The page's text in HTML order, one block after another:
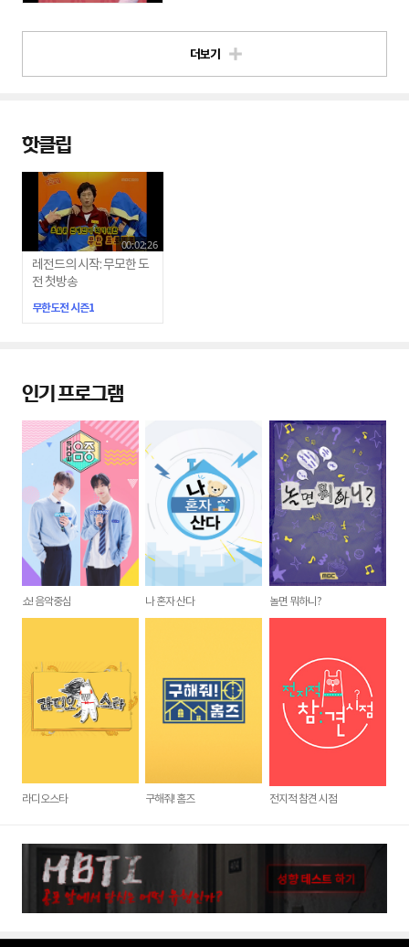
더보기
핫클립
00:02:26
레전드의 시작: 무모한 도
전 첫방송
무한도전 시즌1
인기 프로그램
쇼! 음악중심 나 혼자 산다 놀면 뭐하니?
라디오스타 구해줘! 홈즈 전지적 참견 시점